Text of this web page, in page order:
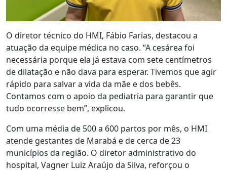
O diretor técnico do HMI, Fábio Farias, destacou a
atuação da equipe médica no caso. “A cesárea foi
necessária porque ela já estava com sete centímetros
de dilatação e não dava para esperar. Tivemos que agir
rápido para salvar a vida da mãe e dos bebês.
Contamos com o apoio da pediatria para garantir que
tudo ocorresse bem”, explicou.
Com uma média de 500 a 600 partos por mês, o HMI
atende gestantes de Marabá e de cerca de 23
municípios da região. O diretor administrativo do
hospital, Vagner Luiz Araújo da Silva, reforçou o